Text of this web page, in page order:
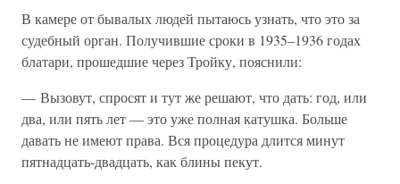
В камере от бывалых людей пытаюсь узнать, что это за
судебный орган. Получившие сроки в 1935–1936 годах
блатари, прошедшие через Тройку, пояснили:
— Вызовут, спросят и тут же решают, что дать: год, или
два, или пять лет — это уже полная катушка. Больше
давать не имеют права. Вся процедура длится минут
пятнадцать-двадцать, как блины пекут.